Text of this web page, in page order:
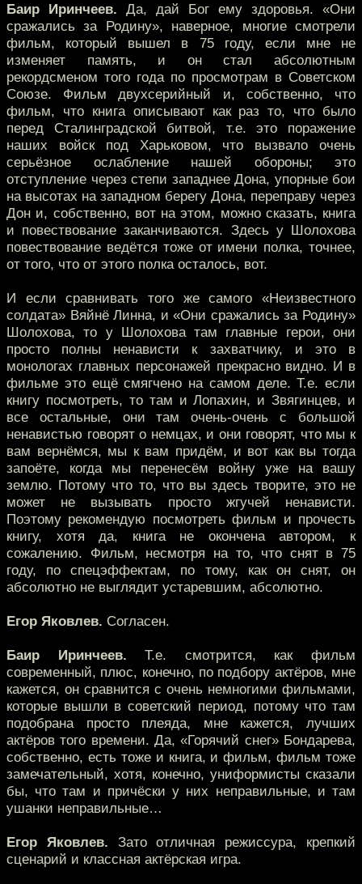
Баир Иринчеев. Да, дай Бог ему здоровья. «Они
сражались за Родину», наверное, многие смотрели
фильм, который вышел в 75 году, если мне не
изменяет память, и он стал абсолютным
рекордсменом того года по просмотрам в Советском
Союзе. Фильм двухсерийный и, собственно, что
фильм, что книга описывают как раз то, что было
перед Сталинградской битвой, т.е. это поражение
наших войск под Харьковом, что вызвало очень
серьёзное ослабление нашей обороны; это
отступление через степи западнее Дона, упорные бои
на высотах на западном берегу Дона, переправу через
Дон и, собственно, вот на этом, можно сказать, книга
и повествование заканчиваются. Здесь у Шолохова
повествование ведётся тоже от имени полка, точнее,
от того, что от этого полка осталось, вот.
И если сравнивать того же самого «Неизвестного
солдата» Вяйнё Линна, и «Они сражались за Родину»
Шолохова, то у Шолохова там главные герои, они
просто полны ненависти к захватчику, и это в
монологах главных персонажей прекрасно видно. И в
фильме это ещё смягчено на самом деле. Т.е. если
книгу посмотреть, то там и Лопахин, и Звягинцев, и
все остальные, они там очень-очень с большой
ненавистью говорят о немцах, и они говорят, что мы к
вам вернёмся, мы к вам придём, и вот как вы тогда
запоёте, когда мы перенесём войну уже на вашу
землю. Потому что то, что вы здесь творите, это не
может не вызывать просто жгучей ненависти.
Поэтому рекомендую посмотреть фильм и прочесть
книгу, хотя да, книга не окончена автором, к
сожалению. Фильм, несмотря на то, что снят в 75
году, по спецэффектам, по тому, как он снят, он
абсолютно не выглядит устаревшим, абсолютно.
Егор Яковлев. Согласен.
Баир Иринчеев. Т.е. смотрится, как фильм
современный, плюс, конечно, по подбору актёров, мне
кажется, он сравнится с очень немногими фильмами,
которые вышли в советский период, потому что там
подобрана просто плеяда, мне кажется, лучших
актёров того времени. Да, «Горячий снег» Бондарева,
собственно, есть тоже и книга, и фильм, фильм тоже
замечательный, хотя, конечно, униформисты сказали
бы, что там и причёски у них неправильные, и там
ушанки неправильные…
Егор Яковлев. Зато отличная режиссура, крепкий
сценарий и классная актёрская игра.